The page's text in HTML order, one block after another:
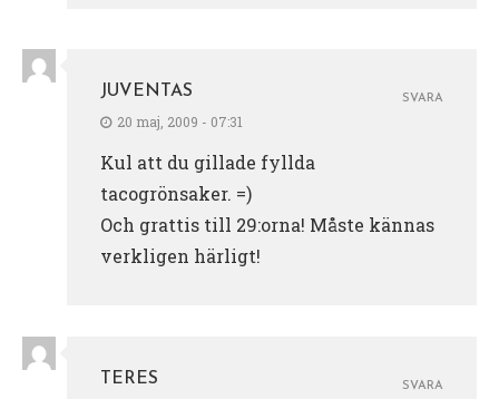
JUVENTAS
20 maj, 2009 - 07:31
Kul att du gillade fyllda
tacogrönsaker. =)
Och grattis till 29:orna! Måste kännas
verkligen härligt!
SVARA
TERES
SVARA